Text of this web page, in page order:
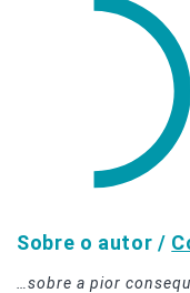
Sobre o autor /
…sobre a pior